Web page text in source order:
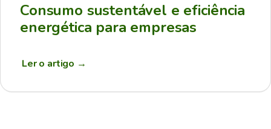
Consumo sustentável e eficiência
energética para empresas
Ler o artigo →